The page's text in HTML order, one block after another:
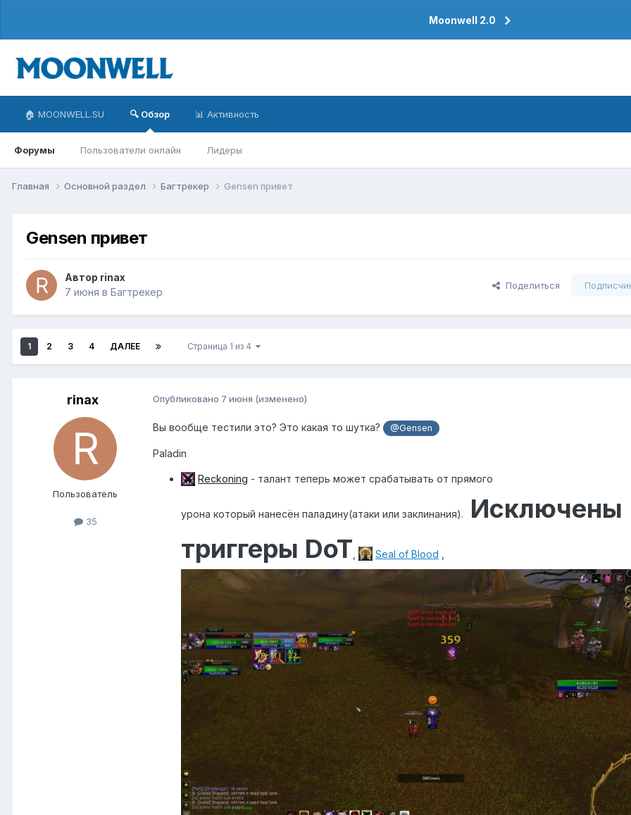
Moonwell 2.0
🏠 MOONWELL.SU 🔍 Обзор
Форумы Пользователи онлайн Лидеры
📊 Активность
Главная Основной раздел Багтрекер Gensen привет
Gensen привет
Автор rinax
7 июня в Багтрекер
Поделиться
1 2 3 4 ДАЛЕЕ Страница 1 из 4
rinax
Пользователь
35
Опубликовано 7 июня (изменено)
Вы вообще тестили это? Это какая то шутка? @Gensen
Paladin
Reckoning - талант теперь может срабатывать от прямого
урона который нанесён паладину(атаки или заклинания).
Исключены
триггеры DoT
Seal of Blood